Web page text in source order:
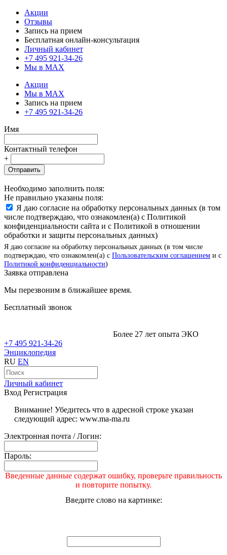
Акции
Отзывы
Запись на прием
Бесплатная онлайн-консультация
Личный кабинет
+7 495 921-34-26
Мы в MAX
Акции
Мы в MAX
Запись на прием
+7 495 921-34-26
Имя
Контактный телефон
+
Отправить
Необходимо заполнить поля:
Не правильно указаны поля:
Я даю согласие на обработку персональных данных (в том
числе подтверждаю, что ознакомлен(а) с Политикой
конфиденциальности сайта и с Политикой в отношении
обработки и защиты персональных данных)
Я даю согласие на обработку персональных данных (в том числе
подтверждаю, что ознакомлен(а) с Пользовательским соглашением и с
Политикой конфиденциальности)
Заявка отправлена
Мы перезвоним в ближайшее время.
Бесплатный звонок
Более 27 лет опыта ЭКО
+7 495 921-34-26
Энциклопедия
RU EN
Личный кабинет
Вход Регистрация
Внимание! Убедитесь что в адресной строке указан
следующий адрес: www.ma-ma.ru
Электронная почта / Логин:
Пароль:
Введенные данные содержат ошибку, проверьте правильность
и повторите попытку.
Введите слово на картинке: